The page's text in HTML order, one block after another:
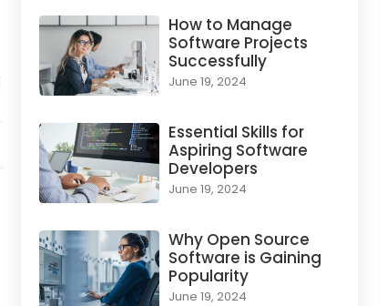
How to Manage
Software Projects
Successfully
June 19, 2024
Essential Skills for
Aspiring Software
Developers
June 19, 2024
Why Open Source
Software is Gaining
Popularity
June 19, 2024